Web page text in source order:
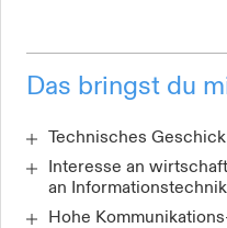
Das bringst du
Technisches
Interesse an
an Informationstechnik
Hohe